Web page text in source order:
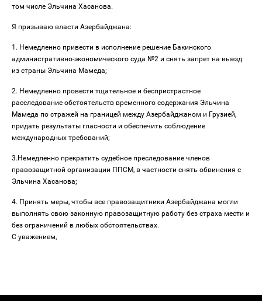
том числе Эльчина Хасанова.
Я призываю власти Азербайджана:
1. Немедленно привести в исполнение решение Бакинского
административно-экономического суда №2 и снять запрет на выезд
из страны Эльчина Мамеда;
2. Немедленно провести тщательное и беспристрастное
расследование обстоятельств временного содержания Эльчина
Мамеда по стражей на границей между Азербайджаном и Грузией,
придать результаты гласности и обеспечить соблюдение
международных требований;
3.Немедленно прекратить судебное преследование членов
правозащитной организации ППСМ, в частности снять обвинения с
Эльчина Хасанова;
4. Принять меры, чтобы все правозащитники Азербайджана могли
выполнять свою законную правозащитную работу без страха мести и
без ограничений в любых обстоятельствах.
С уважением,